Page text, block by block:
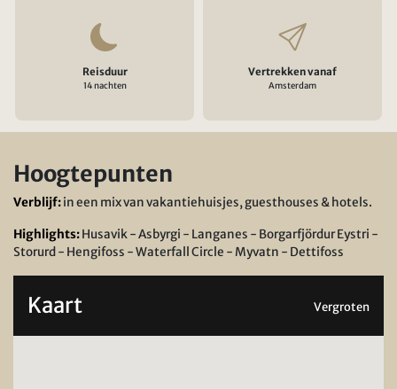
Reisduur
14 nachten
Vertrekken vanaf
Amsterdam
Hoogtepunten
Verblijf:in een mix van vakantiehuisjes, guesthouses & hotels.
Highlights:Husavik - Asbyrgi - Langanes - Borgarfjördur Eystri -
Storurd - Hengifoss - Waterfall Circle - Myvatn - Dettifoss
Kaart Vergroten